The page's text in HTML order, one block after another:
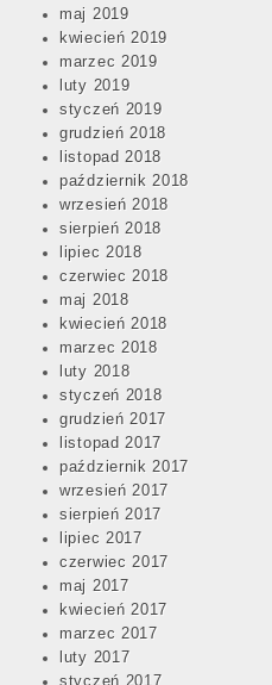
maj 2019
kwiecień 2019
marzec 2019
luty 2019
styczeń 2019
grudzień 2018
listopad 2018
październik 2018
wrzesień 2018
sierpień 2018
lipiec 2018
czerwiec 2018
maj 2018
kwiecień 2018
marzec 2018
luty 2018
styczeń 2018
grudzień 2017
listopad 2017
październik 2017
wrzesień 2017
sierpień 2017
lipiec 2017
czerwiec 2017
maj 2017
kwiecień 2017
marzec 2017
luty 2017
styczeń 2017